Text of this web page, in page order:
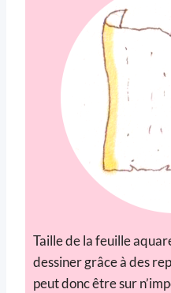
Taille de la feuille
dessiner grâce à des
peut donc être sur